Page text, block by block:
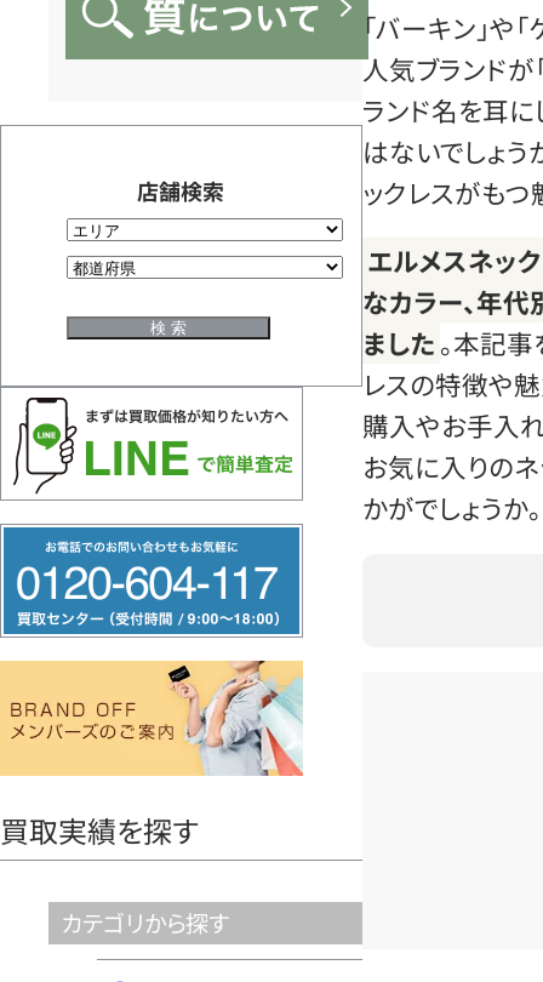
店舗検索
リ
ー
ヤ
買取実績を探す
カテゴリから探す
「バーキン」や
人気ブランドが
ランド名を耳
はないでしょう
ックレスがもつ
エルメスネッ
なカラー、年
ました。本記
レスの特徴や
購入やお手入
お気に入りの
かがでしょうか。